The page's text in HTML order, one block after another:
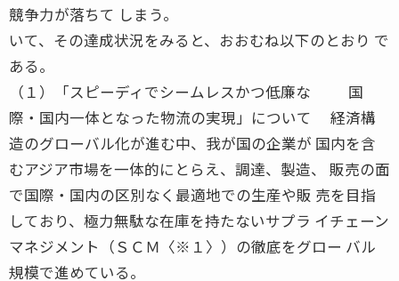
競争力が落ちて しまう。
いて、その達成状況をみると、おおむね以下のとおり で
ある。
（１）「スピーディでシームレスかつ低廉な 国
際・国内一体となった物流の実現」について 経済構
造のグローバル化が進む中、我が国の企業が 国内を含
むアジア市場を一体的にとらえ、調達、製造、 販売の面
で国際・国内の区別なく最適地での生産や販 売を目指
しており、極力無駄な在庫を持たないサプラ イチェーン
マネジメント（ＳＣＭ〈※１〉）の徹底をグロー バル
規模で進めている。